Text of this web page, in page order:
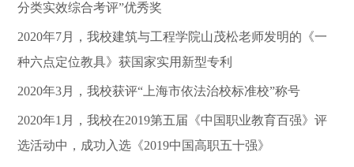
分类实效综合考评”优秀奖
2020年7月，我校建筑与工程学院山茂松老师发明的《一
种六点定位教具》获国家实用新型专利
2020年3月，我校获评“上海市依法治校标准校”称号
2020年1月，我校在2019第五届《中国职业教育百强》评
选活动中，成功入选《2019中国高职五十强》